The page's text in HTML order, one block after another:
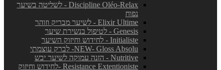
Discipline Oléo-Relax - לשליטה בשיער
נפוח
Elixir Ultime - לשיער מבריק וזוהר
Genesis - לטיפול בנשירת שיער
Initialiste - לחידוש וחיזוק השיער
NEW- Gloss Absolu- לברק עוצמתי
Nutritive - הזנה עמוקה לשיער יבש
Resistance Extentioniste -לחידוש וחיזוק